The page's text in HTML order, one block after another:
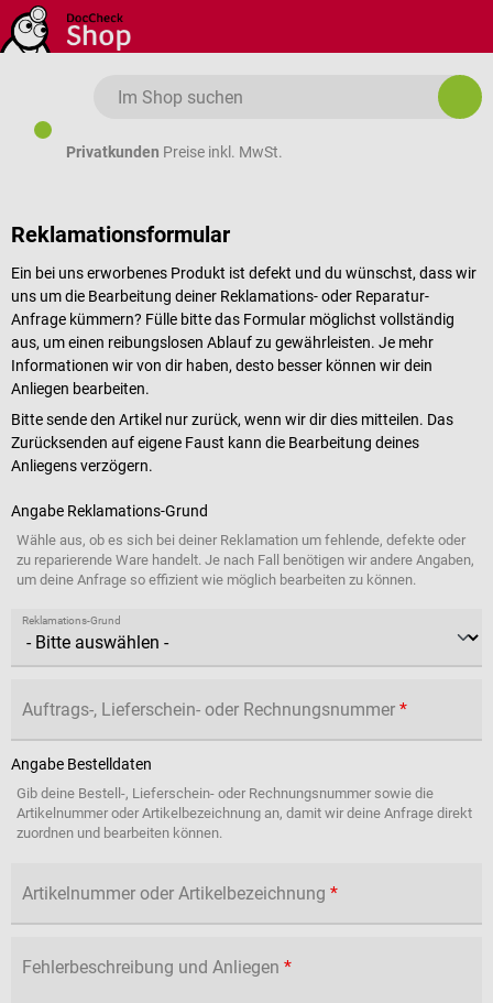
Zum Hauptinhalt springen
Privatkunden Preise inkl. MwSt.
Reklamationsformular
Ein bei uns erworbenes Produkt ist defekt und du wünschst, dass wir
uns um die Bearbeitung deiner Reklamations- oder Reparatur-
Anfrage kümmern? Fülle bitte das Formular möglichst vollständig
aus, um einen reibungslosen Ablauf zu gewährleisten. Je mehr
Informationen wir von dir haben, desto besser können wir dein
Anliegen bearbeiten.
Bitte sende den Artikel nur zurück, wenn wir dir dies mitteilen. Das
Zurücksenden auf eigene Faust kann die Bearbeitung deines
Anliegens verzögern.
Angabe Reklamations-Grund
Wähle aus, ob es sich bei deiner Reklamation um fehlende, defekte oder
zu reparierende Ware handelt. Je nach Fall benötigen wir andere Angaben,
um deine Anfrage so effizient wie möglich bearbeiten zu können.
Reklamations-Grund
Auftrags-, Lieferschein- oder Rechnungsnummer *
Angabe Bestelldaten
Gib deine Bestell-, Lieferschein- oder Rechnungsnummer sowie die
Artikelnummer oder Artikelbezeichnung an, damit wir deine Anfrage direkt
zuordnen und bearbeiten können.
Artikelnummer oder Artikelbezeichnung *
Fehlerbeschreibung und Anliegen *